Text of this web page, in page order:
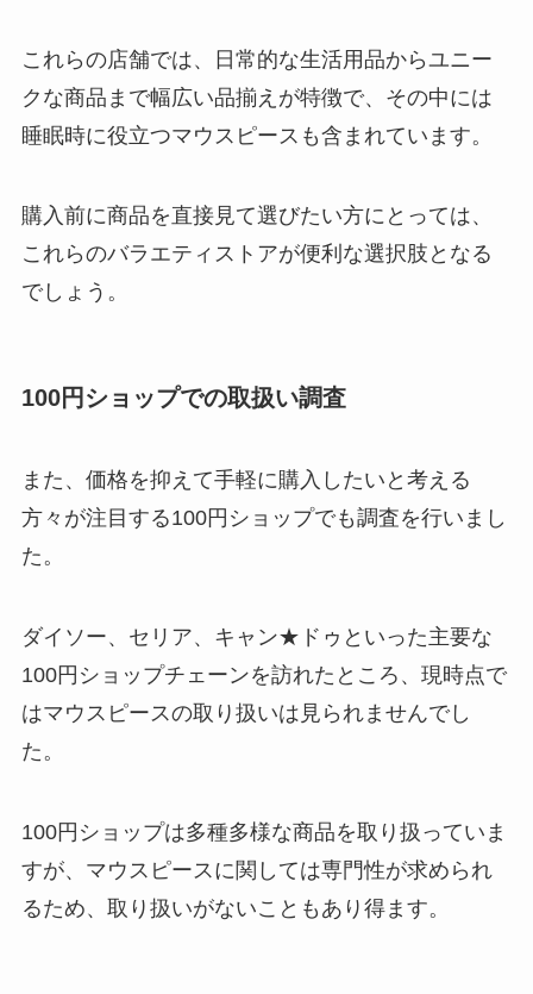
これらの店舗では、日常的な生活用品からユニー
クな商品まで幅広い品揃えが特徴で、その中には
睡眠時に役立つマウスピースも含まれています。
購入前に商品を直接見て選びたい方にとっては、
これらのバラエティストアが便利な選択肢となる
でしょう。
100円ショップでの取扱い調査
また、価格を抑えて手軽に購入したいと考える
方々が注目する100円ショップでも調査を行いまし
た。
ダイソー、セリア、キャン★ドゥといった主要な
100円ショップチェーンを訪れたところ、現時点で
はマウスピースの取り扱いは見られませんでし
た。
100円ショップは多種多様な商品を取り扱っていま
すが、マウスピースに関しては専門性が求められ
るため、取り扱いがないこともあり得ます。